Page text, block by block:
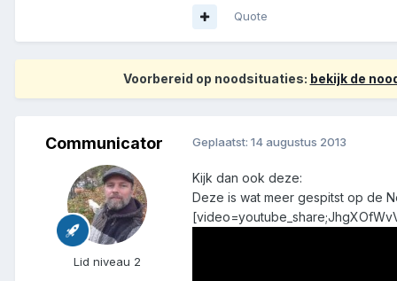
Quote
Voorbereid op noodsituaties: bekijk de
Communicator
Lid niveau 2
Geplaatst: 14 augustus 2013
Kijk dan ook deze:
Deze is wat meer gespitst op de